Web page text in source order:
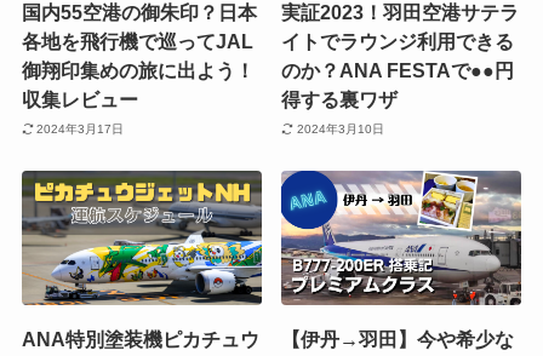
国内55空港の御朱印？日本
各地を飛行機で巡ってJAL
御翔印集めの旅に出よう！
収集レビュー
2024年3月17日
実証2023！羽田空港サテラ
イトでラウンジ利用できる
のか？ANA FESTAで●●円
得する裏ワザ
2024年3月10日
ANA特別塗装機ピカチュウ
【伊丹→羽田】今や希少な